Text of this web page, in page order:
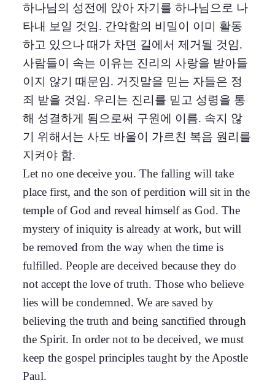
하나님의 성전에 앉아 자기를 하나님으로 나
타내 보일 것임. 간악함의 비밀이 이미 활동
하고 있으나 때가 차면 길에서 제거될 것임.
사람들이 속는 이유는 진리의 사랑을 받아들
이지 않기 때문임. 거짓말을 믿는 자들은 정
죄 받을 것임. 우리는 진리를 믿고 성령을 통
해 성결하게 됨으로써 구원에 이름. 속지 않
기 위해서는 사도 바울이 가르친 복음 원리를
지켜야 함.
Let no one deceive you. The falling will take
place first, and the son of perdition will sit in the
temple of God and reveal himself as God. The
mystery of iniquity is already at work, but will
be removed from the way when the time is
fulfilled. People are deceived because they do
not accept the love of truth. Those who believe
lies will be condemned. We are saved by
believing the truth and being sanctified through
the Spirit. In order not to be deceived, we must
keep the gospel principles taught by the Apostle
Paul.